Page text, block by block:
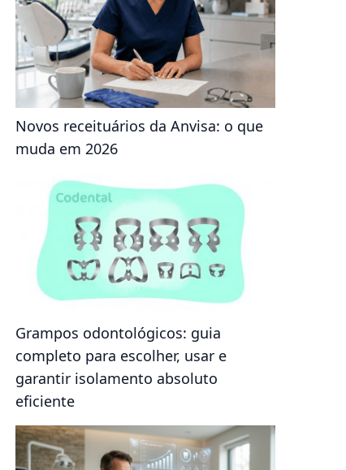
Novos receituários da Anvisa: o que
muda em 2026
Grampos odontológicos: guia
completo para escolher, usar e
garantir isolamento absoluto
eficiente